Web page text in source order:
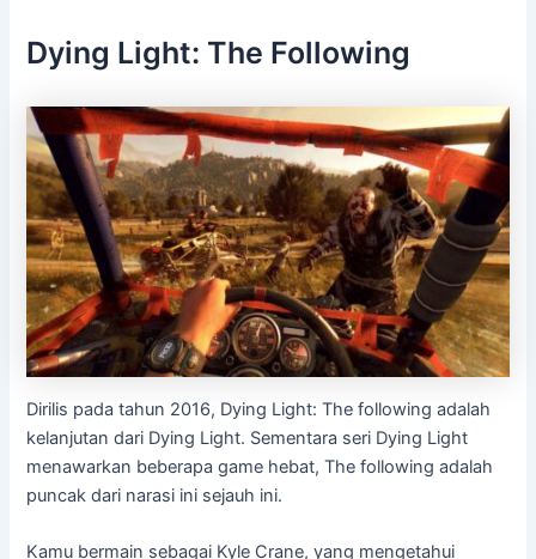
Dying Light: The Following
Dirilis pada tahun 2016, Dying Light: The following adalah
kelanjutan dari Dying Light. Sementara seri Dying Light
menawarkan beberapa game hebat, The following adalah
puncak dari narasi ini sejauh ini.
Kamu bermain sebagai Kyle Crane, yang mengetahui